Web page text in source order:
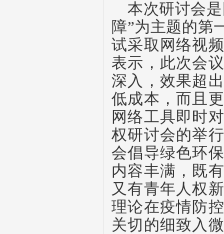
本次研讨会
障”为主题的第
试采取网络视
表示，此次会
深入，效果超
低成本，而且
网络工具即时
权研讨会的举
会倡导绿色环
内容丰满，既
又有青年人权
理论在疫情防
关切的细致入